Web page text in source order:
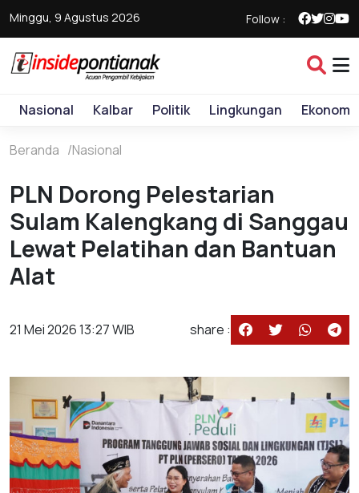
Minggu, 9 Agustus 2026 Follow :
Nasional Kalbar Politik Lingkungan Ekonomi
Beranda Nasional
PLN Dorong Pelestarian
Sulam Kalengkang di Sanggau
Lewat Pelatihan dan Bantuan
Alat
21 Mei 2026 13:27 WIB share :